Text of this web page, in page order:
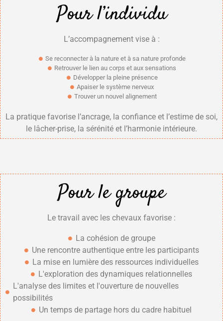
Pour l’individu
L’accompagnement vise à :
Se reconnecter à la nature et à sa nature profonde
Retrouver le lien au corps et aux sensations
Développer la pleine présence
Apaiser le système nerveux
Trouver un nouvel alignement
La pratique favorise l’ancrage, la confiance et l’estime de soi,
le lâcher-prise, la sérénité et l’harmonie intérieure.
Pour le groupe
Le travail avec les chevaux favorise :
La cohésion de groupe
Une rencontre authentique entre les participants
La mise en lumière des ressources individuelles
L'exploration des dynamiques relationnelles
L'analyse des limites et l'ouverture de nouvelles
possibilités
Un temps de partage hors du cadre habituel